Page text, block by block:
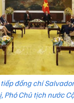
tiếp đồng chí
Phó Chủ tịch nước